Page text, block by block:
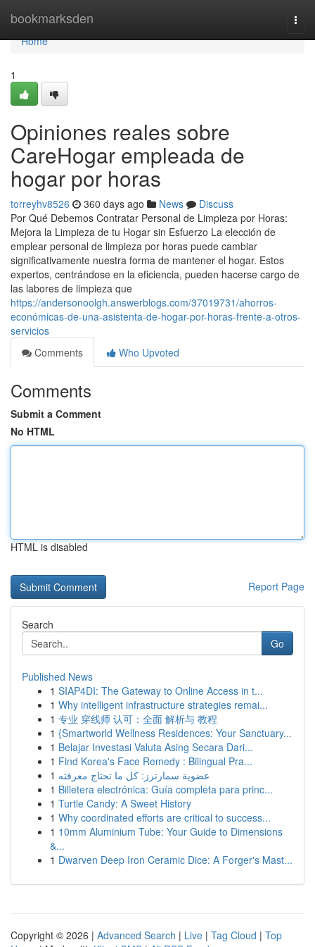
bookmarksden
Home
Home
1
Opiniones reales sobre
CareHogar empleada de
hogar por horas
torreyhv8526 360 days ago News
Discuss
Por Qué Debemos Contratar Personal de Limpieza por Horas:
Mejora la Limpieza de tu Hogar sin Esfuerzo La elección de
emplear personal de limpieza por horas puede cambiar
significativamente nuestra forma de mantener el hogar. Estos
expertos, centrándose en la eficiencia, pueden hacerse cargo de
las labores de limpieza que
https://andersonoolgh.answerblogs.com/37019731/ahorros-
económicas-de-una-asistenta-de-hogar-por-horas-frente-a-otros-
servicios
Comments
Who Upvoted
Comments
Submit a Comment
No HTML
HTML is disabled
Report Page
Search
Go
Published News
1 SIAP4DI: The Gateway to Online Access in t...
1 Why intelligent infrastructure strategies remai...
1 专业 穿线师 认可：全面 解析与 教程
1 {Smartworld Wellness Residences: Your Sanctuary...
1 Belajar Investasi Valuta Asing Secara Dari...
1 Find Korea's Face Remedy : Bilingual Pra...
1 عضوية سمارترز: كل ما تحتاج معرفته
1 Billetera electrónica: Guía completa para princ...
1 Turtle Candy: A Sweet History
1 Why coordinated efforts are critical to success...
1 10mm Aluminium Tube: Your Guide to Dimensions
&...
1 Dwarven Deep Iron Ceramic Dice: A Forger's Mast...
Copyright © 2026 | Advanced Search | Live | Tag Cloud | Top